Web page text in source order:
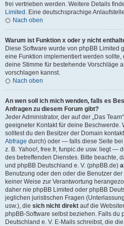
frei vertrieben werden. Weitere Details
Limited . Eine deutschsprachige
Nach oben
Warum ist Funktion x oder y nicht
Diese Software wurde von phpBB Limited
eine Funktion implementiert werden sollte,
deine Stimme für bestehende Vorschläge
vorschlagen kannst.
Nach oben
An wen soll ich mich wenden, falls es
Anfragen zu diesem Forum gibt?
Jeder Administrator, der auf der „Das
geeigneter Kontakt für deine Beschwerde.
solltest du den Besitzer der Domain
Abfrage durch) oder — falls diese Seite
z. B. Yahoo!, free.fr, funpic.de usw. liegt —
des betreffenden Dienstes. Bitte beachte,
und phpBB Deutschland e. V. (phpBB.de)
Benutzung oder den oder die Benutzer
keiner Weise zur Verantwortung
daher nie phpBB Limited oder phpBB
jeglichen juristischen Fragen
usw.), die sich nicht direkt auf die
phpBB-Software selbst beziehen. Falls du
Deutschland e. V. E-Mails schreibst, die die